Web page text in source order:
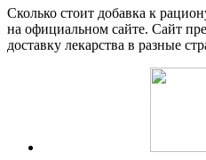
Сколько стоит добавка к
на официальном сайте. Сайт
доставку лекарства в разные